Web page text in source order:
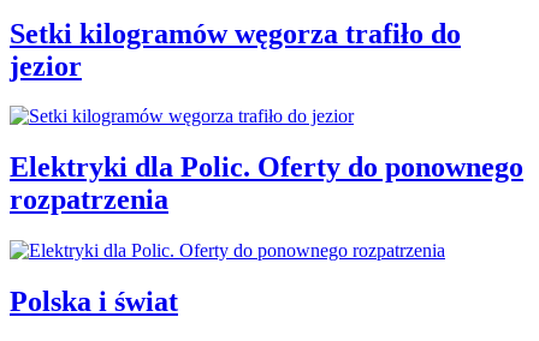
Setki kilogramów węgorza trafiło do
jezior
Elektryki dla Polic. Oferty do ponownego
rozpatrzenia
Polska i świat